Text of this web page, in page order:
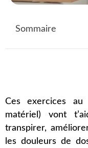
Sommaire
Ces exercices au
matériel) vont
transpirer,
les douleurs de